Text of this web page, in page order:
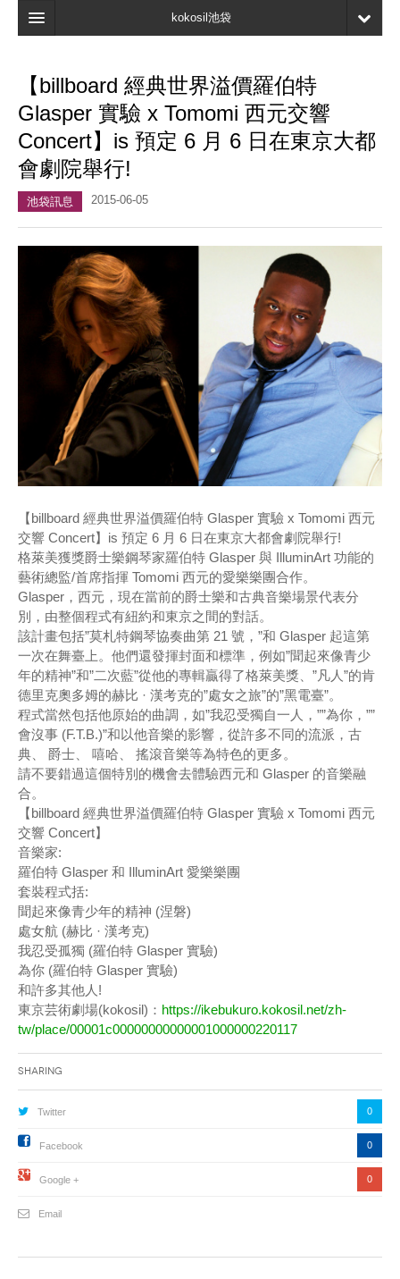
kokosil池袋
地圖
最新資訊
口碑
我的頁面
【billboard 經典世界溢價羅伯特
Glasper 實驗 x Tomomi 西元交響
Concert】is 預定 6 月 6 日在東京大都
會劇院舉行!
池袋訊息 2015-06-05
【billboard 經典世界溢價羅伯特 Glasper 實驗 x Tomomi 西元
交響 Concert】is 預定 6 月 6 日在東京大都會劇院舉行!
格萊美獲獎爵士樂鋼琴家羅伯特 Glasper 與 IlluminArt 功能的
藝術總監/首席指揮 Tomomi 西元的愛樂樂團合作。
Glasper，西元，現在當前的爵士樂和古典音樂場景代表分
別，由整個程式有紐約和東京之間的對話。
該計畫包括”莫札特鋼琴協奏曲第 21 號，”和 Glasper 起這第
一次在舞臺上。他們還發揮封面和標準，例如”聞起來像青少
年的精神”和”二次藍”從他的專輯贏得了格萊美獎、”凡人”的肯
德里克奧多姆的赫比 · 漢考克的”處女之旅”的”黑電臺”。
程式當然包括他原始的曲調，如”我忍受獨自一人，””為你，””
會沒事 (F.T.B.)”和以他音樂的影響，從許多不同的流派，古
典、 爵士、 嘻哈、 搖滾音樂等為特色的更多。
請不要錯過這個特別的機會去體驗西元和 Glasper 的音樂融
合。
【billboard 經典世界溢價羅伯特 Glasper 實驗 x Tomomi 西元
交響 Concert】
音樂家:
羅伯特 Glasper 和 IlluminArt 愛樂樂團
套裝程式括:
聞起來像青少年的精神 (涅磐)
處女航 (赫比 · 漢考克)
我忍受孤獨 (羅伯特 Glasper 實驗)
為你 (羅伯特 Glasper 實驗)
和許多其他人!
東京芸術劇場(kokosil)： https://ikebukuro.kokosil.net/zh-
tw/place/00001c00000000000001000000220117
Sharing
Twitter 0
Facebook 0
Google + 0
Email